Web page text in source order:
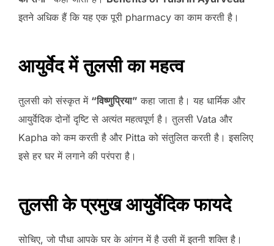
इतने अधिक हैं कि यह एक पूरी pharmacy का काम करती है।
आयुर्वेद में तुलसी का महत्व
तुलसी को संस्कृत में “विष्णुप्रिया” कहा जाता है। यह धार्मिक और
आयुर्वेदिक दोनों दृष्टि से अत्यंत महत्वपूर्ण है। तुलसी Vata और
Kapha को कम करती है और Pitta को संतुलित करती है। इसलिए
इसे हर घर में लगाने की परंपरा है।
तुलसी के प्रमुख आयुर्वेदिक फायदे
सोचिए, जो पौधा आपके घर के आंगन में है उसी में इतनी शक्ति है।